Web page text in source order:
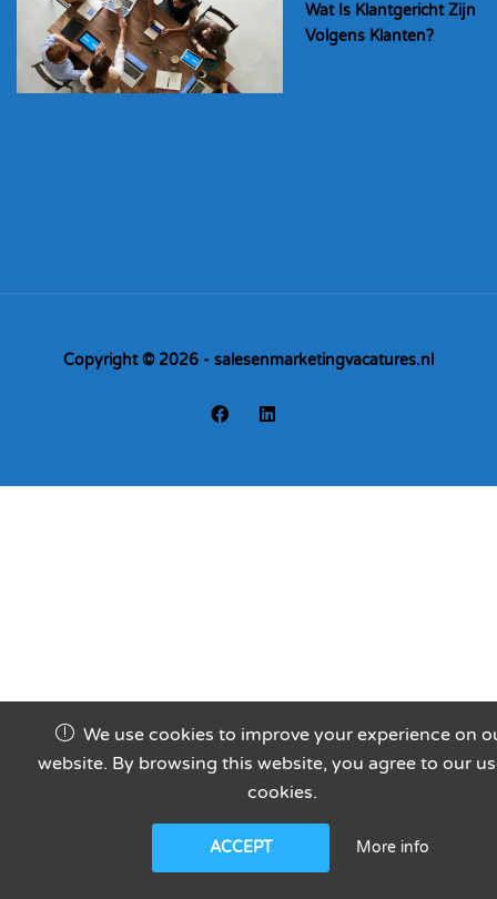
Wat Is Klantgericht Zijn
Volgens Klanten?
Copyright © 2026 - salesenmarketingvacatures.nl
We use cookies to improve your experience on
website. By browsing this website, you agree to our
cookies.
ACCEPT More info